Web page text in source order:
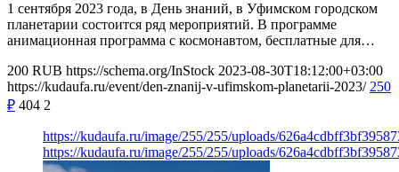
1 сентября 2023 года, в День знаний, в Уфимском городском
планетарии состоится ряд мероприятий. В программе
анимационная программа с космонавтом, бесплатные для…
200 RUB https://schema.org/InStock 2023-08-30T18:12:00+03:00
https://kudaufa.ru/event/den-znanij-v-ufimskom-planetarii-2023/ 250
₽ 404 2
https://kudaufa.ru/image/255/255/uploads/
https://kudaufa.ru/image/255/255/uploads/